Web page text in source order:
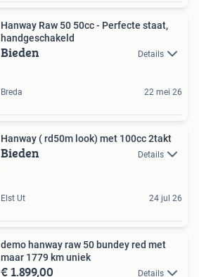
Hanway Raw 50 50cc - Perfecte staat,
handgeschakeld
Bieden Details
Breda 22 mei 26
Hanway ( rd50m look) met 100cc 2takt
Bieden Details
Elst Ut 24 jul 26
demo hanway raw 50 bundey red met
maar 1779 km uniek
€ 1.899,00 Details